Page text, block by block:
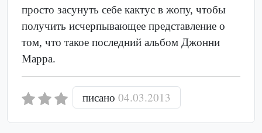
просто засунуть себе кактус в жопу, чтобы
получить исчерпывающее представление о
том, что такое последний альбом Джонни
Марра.
писано04.03.2013